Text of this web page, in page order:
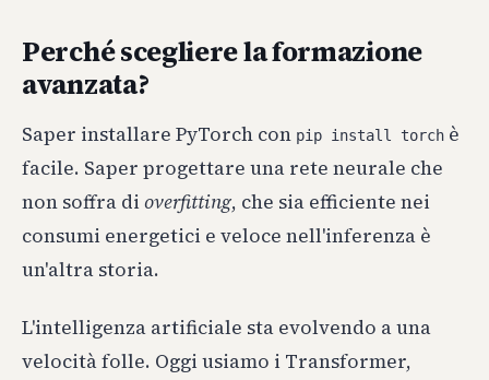
Perché scegliere la formazione
avanzata?
Saper installare PyTorch con pip install torch è
facile. Saper progettare una rete neurale che
non soffra dioverfitting, che sia efficiente nei
consumi energetici e veloce nell'inferenza è
un'altra storia.
L'intelligenza artificiale sta evolvendo a una
velocità folle. Oggi usiamo i Transformer,